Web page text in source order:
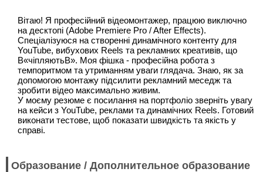
Вітаю! Я професійний відеомонтажер, працюю виключно
на десктопі (Adobe Premiere Pro / After Effects).
Спеціалізуюся на створенні динамічного контенту для
YouTube, вибухових Reels та рекламних креативів, що
В«чіпляютьВ». Моя фішка - професійна робота з
темпоритмом та утриманням уваги глядача. Знаю, як за
допомогою монтажу підсилити рекламний меседж та
зробити відео максимально живим.
У моєму резюме є посилання на портфоліо зверніть увагу
на кейси з YouTube, реклами та динамічних Reels. Готовий
виконати тестове, щоб показати швидкість та якість у
справі.
Образование / Дополнительное образование